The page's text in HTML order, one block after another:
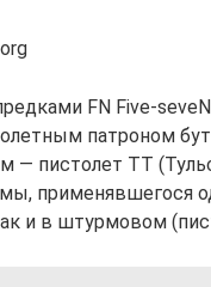
FN Five-
патроном
— пистолет ТТ
применявшегося
и в штурмовом